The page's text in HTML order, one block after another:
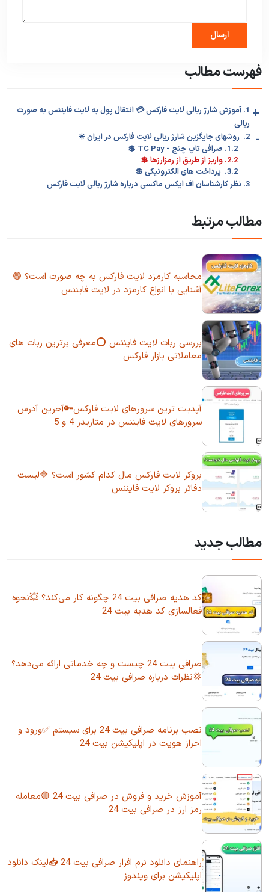
فهرست مطالب
1. آموزش شارژ ریالی لایت فارکس 💳 انتقال پول به لایت فایننس به صورت
ریالی
+
2. روشهای جایگزین شارژ ریالی لایت فارکس در ایران ✳️ -
1.2. صرافی تاپ چنج - TC Pay 💲
2.2. واریز از طریق از رمزارزها 💲
3.2. پرداخت های الکترونیکی 💲
3. نظر کارشناسان اف ایکس ماکسی درباره شارژ ریالی لایت فارکس
مطالب مرتبط
محاسبه کارمزد لایت فارکس به چه صورت است؟ 🟢
آشنایی با انواع کارمزد در لایت فایننس
بررسی ربات لایت فایننس ⭕معرفی برترین ربات های
معاملاتی بازار فارکس
آپدیت ترین سرورهای لایت فارکس🔑آحرین آدرس
سرورهای لایت فایننس در متاریدر 4 و 5
بروکر لایت فارکس مال کدام کشور است؟ 🔷لیست
دفاتر بروکر لایت فایننس
مطالب جدید
کد هدیه صرافی بیت 24 چگونه کار می‌کند؟ 💥نحوه
فعالسازی کد هدیه بیت 24
صرافی بیت 24 چیست و چه خدماتی ارائه می‌دهد؟
💢نظرات درباره صرافی بیت 24
نصب برنامه صرافی بیت 24 برای سیستم ✅ورود و
احراز هویت در اپلیکیشن بیت 24
آموزش خرید و فروش در صرافی بیت 24 🔴معامله
رمز ارز در صرافی بیت 24
راهنمای دانلود نرم افزار صرافی بیت 24 📥لینک دانلود
اپلیکیشن برای ویندوز